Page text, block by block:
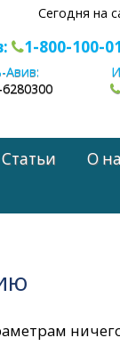
Сегодня на
1-800-100-
Авив:
Статьи О